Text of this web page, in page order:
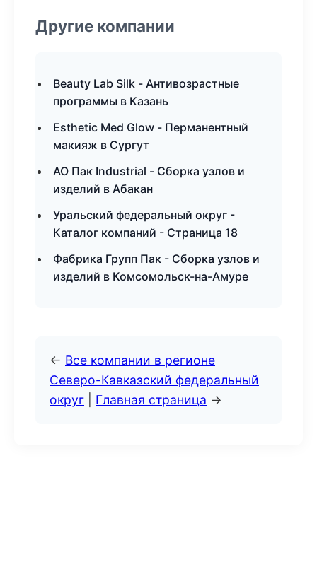
Другие компании
Beauty Lab Silk - Антивозрастные
программы в Казань
Esthetic Med Glow - Перманентный
макияж в Сургут
АО Пак Industrial - Сборка узлов и
изделий в Абакан
Уральский федеральный округ -
Каталог компаний - Страница 18
Фабрика Групп Пак - Сборка узлов и
изделий в Комсомольск-на-Амуре
← Все компании в регионе
Северо-Кавказский федеральный
округ
Главная страница →